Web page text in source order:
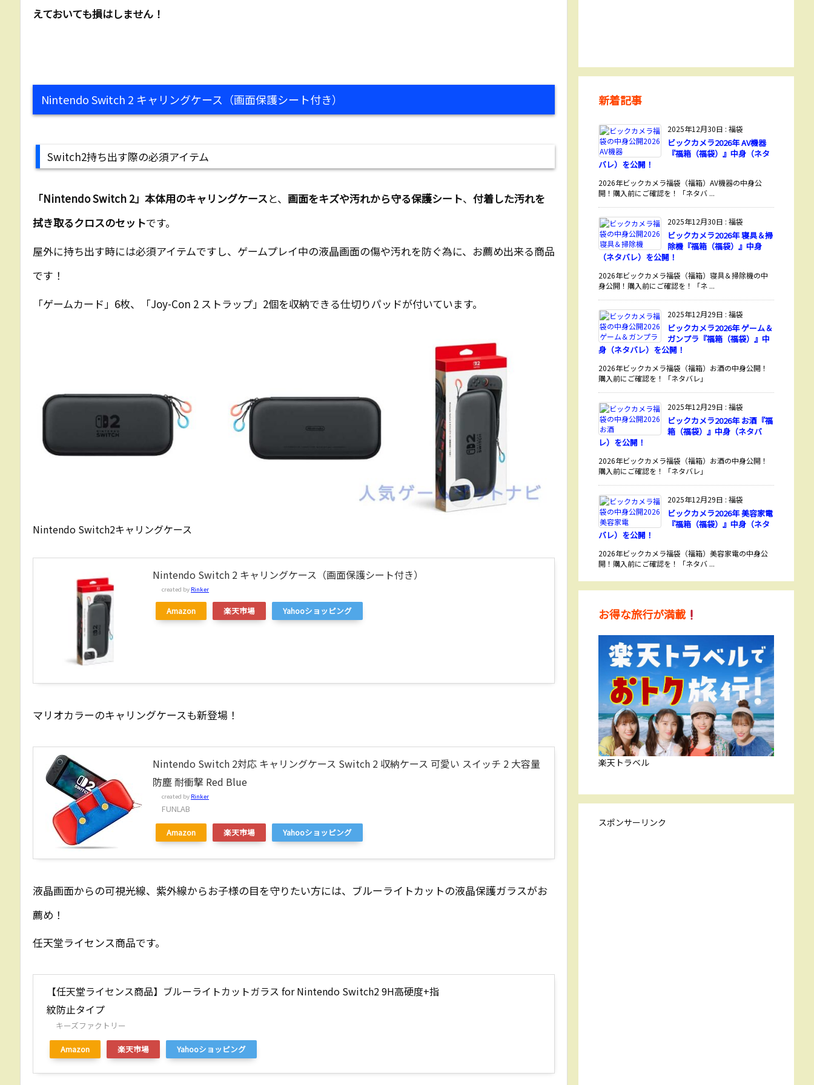
えておいても損はしません！
Nintendo Switch 2 キャリングケース（画面保護シート付き）
Switch2持ち出す際の必須アイテム
「Nintendo Switch 2」本体用のキャリングケースと、 画面をキズや汚れから守る保護シート、 付着した汚れを
拭き取るクロスのセットです。
屋外に持ち出す時には必須アイテムですし、ゲームプレイ中の液晶画面の傷や汚れを防ぐ為に、お薦め出来る商品
です！
「ゲームカード」6枚、「Joy-Con 2 ストラップ」2個を収納できる仕切りパッドが付いています。
Nintendo Switch2キャリングケース
Nintendo Switch 2 キャリングケース（画面保護シート付き）
created by Rinker
Amazon 楽天市場 Yahooショッピング
マリオカラーのキャリングケースも新登場！
Nintendo Switch 2対応 キャリングケース Switch 2 収納ケース 可愛い スイッチ 2 大容量
防塵 耐衝撃 Red Blue
created by Rinker
FUNLAB
Amazon 楽天市場 Yahooショッピング
液晶画面からの可視光線、紫外線からお子様の目を守りたい方には、ブルーライトカットの液晶保護ガラスがお
薦め！
任天堂ライセンス商品です。
【任天堂ライセンス商品】ブルーライトカットガラス for Nintendo Switch2 9H高硬度+指
紋防止タイプ
キーズファクトリー
Amazon 楽天市場 Yahooショッピング
新着記事
2025年12月30日 : 福袋
ビックカメラ2026年 AV機器
『福箱（福袋）』中身（ネタ
バレ）を公開！
2026年ビックカメラ福袋（福箱）AV機器の中身公
開！購入前にご確認を！「ネタバ ...
2025年12月30日 : 福袋
ビックカメラ2026年 寝具＆掃
除機『福箱（福袋）』中身
（ネタバレ）を公開！
2026年ビックカメラ福袋（福箱）寝具＆掃除機の中
身公開！購入前にご確認を！「ネ ...
2025年12月29日 : 福袋
ビックカメラ2026年 ゲーム＆
ガンプラ『福箱（福袋）』中
身（ネタバレ）を公開！
2026年ビックカメラ福袋（福箱）お酒の中身公開！
購入前にご確認を！「ネタバレ」
2025年12月29日 : 福袋
ビックカメラ2026年 お酒『福
箱（福袋）』中身（ネタバ
レ）を公開！
2026年ビックカメラ福袋（福箱）お酒の中身公開！
購入前にご確認を！「ネタバレ」
2025年12月29日 : 福袋
ビックカメラ2026年 美容家電
『福箱（福袋）』中身（ネタ
バレ）を公開！
2026年ビックカメラ福袋（福箱）美容家電の中身公
開！購入前にご確認を！「ネタバ ...
お得な旅行が満載
楽天トラベル
スポンサーリンク